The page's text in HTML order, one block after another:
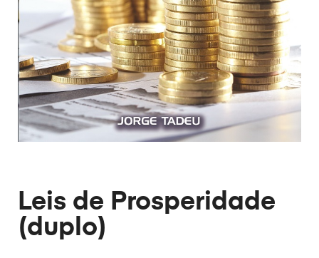
Leis de Prosperidade
(duplo)